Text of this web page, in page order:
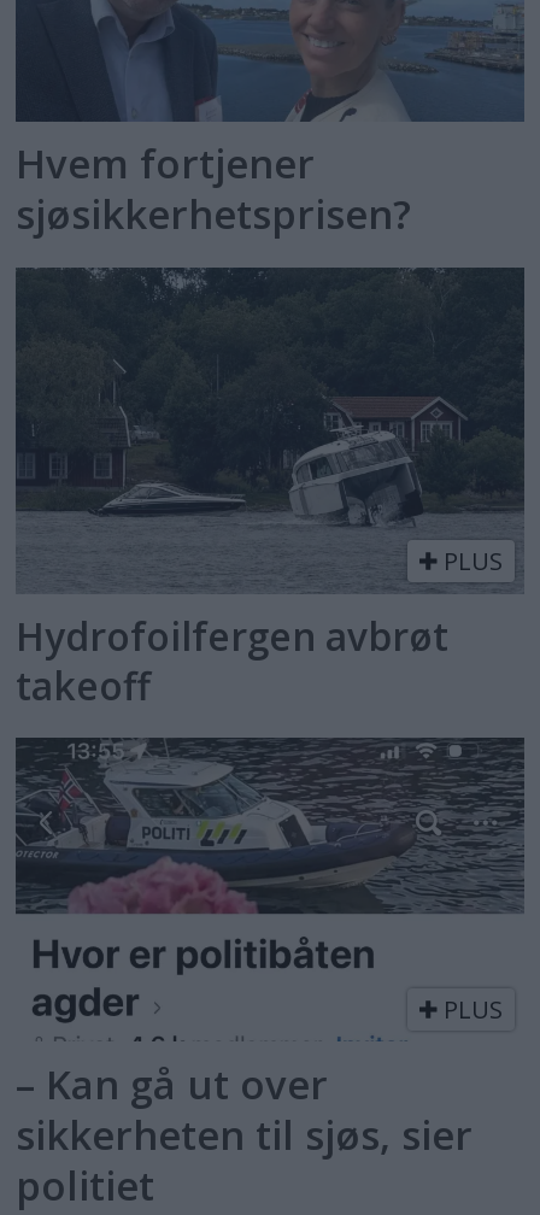
Hvem fortjener
sjøsikkerhetsprisen?
PLUS
Hydrofoilfergen avbrøt
takeoff
PLUS
– Kan gå ut over
sikkerheten til sjøs, sier
politiet